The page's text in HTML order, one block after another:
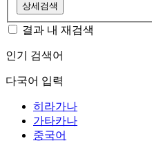
상세검색
결과 내 재검색
인기 검색어
다국어 입력
히라가나
가타카나
중국어